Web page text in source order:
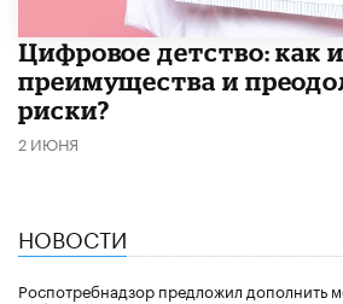
​Цифровое детство: как
преимущества и
риски?
2 ИЮНЯ
НОВОСТИ
Роспотребнадзор предложил дополнить